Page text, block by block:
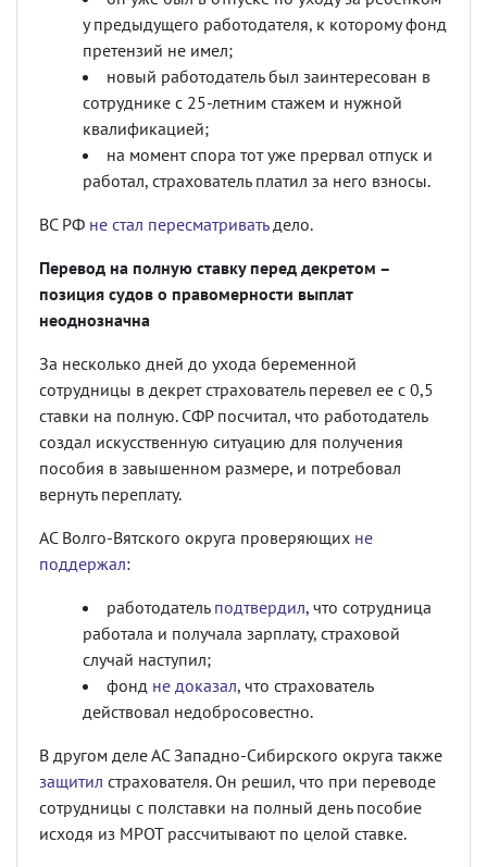
у предыдущего работодателя, к которому фонд
претензий не имел;
новый работодатель был заинтересован в
сотруднике с 25-летним стажем и нужной
квалификацией;
на момент спора тот уже прервал отпуск и
работал, страхователь платил за него взносы.
ВС РФ не стал пересматриватьдело.
Перевод на полную ставку перед декретом –
позиция судов о правомерности выплат
неоднозначна
За несколько дней до ухода беременной
сотрудницы в декрет страхователь перевел ее с 0,5
ставки на полную. СФР посчитал, что работодатель
создал искусственную ситуацию для получения
пособия в завышенном размере, и потребовал
вернуть переплату.
АС Волго-Вятского округа проверяющих не
поддержал:
работодатель подтвердил, что сотрудница
работала и получала зарплату, страховой
случай наступил;
фонд не доказал, что страхователь
действовал недобросовестно.
В другом деле АС Западно-Сибирского округа также
защитил страхователя. Он решил, что при переводе
сотрудницы с полставки на полный день пособие
исходя из МРОТ рассчитывают по целой ставке.